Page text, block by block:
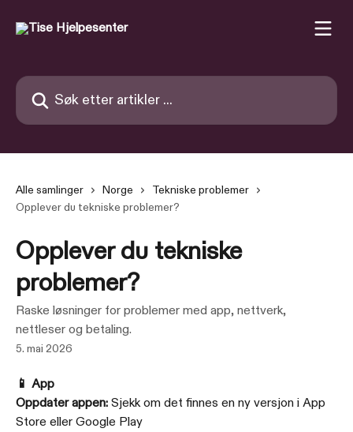
Søk etter artikler ...
Alle samlinger Norge
Tekniske problemer
Opplever du tekniske problemer?
Opplever du tekniske
problemer?
Raske løsninger for problemer med app, nettverk,
nettleser og betaling.
5. mai 2026
📱 App
Oppdater appen: Sjekk om det finnes en ny versjon i App
Store eller Google Play